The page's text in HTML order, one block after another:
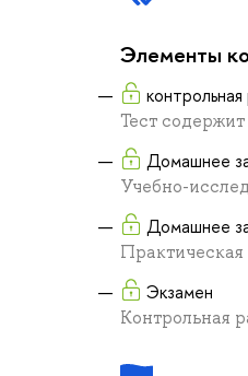
Элементы
Тест
Домашнее
Учебно-
Домашнее
Экзамен
Контрольная